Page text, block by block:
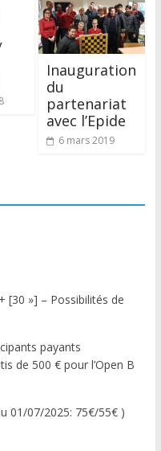
Inauguration
du
partenariat
avec l’Epide
6 mars 2019
[30 »] – Possibilités de
payants
de 500 € pour l’Open B
01/07/2025: 75€/55€ )